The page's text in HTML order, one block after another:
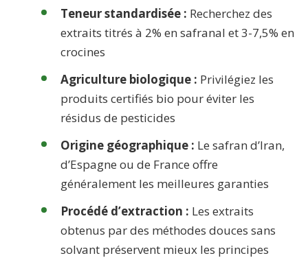
Teneur standardisée : Recherchez des
extraits titrés à 2% en safranal et 3-7,5% en
crocines
Agriculture biologique : Privilégiez les
produits certifiés bio pour éviter les
résidus de pesticides
Origine géographique : Le safran d’Iran,
d’Espagne ou de France offre
généralement les meilleures garanties
Procédé d’extraction : Les extraits
obtenus par des méthodes douces sans
solvant préservent mieux les principes